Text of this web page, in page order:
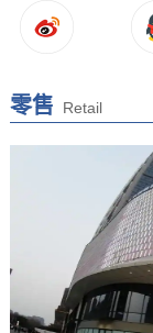
零售 Retail